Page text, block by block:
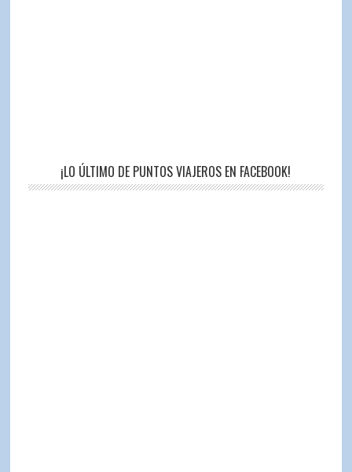
¡LO ÚLTIMO DE PUNTOS VIAJEROS EN FACEBOOK!